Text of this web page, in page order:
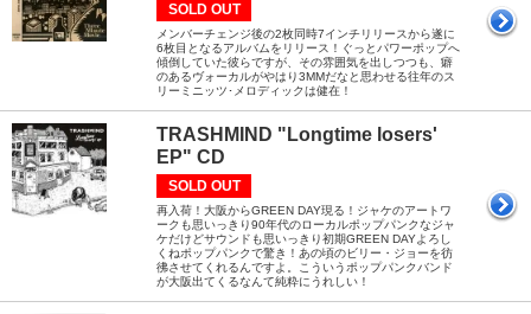
SOLD OUT
メンバーチェンジ後の2枚同時7インチリリースから遂に
6枚目となるアルバムをリリース！ぐっとパワーポップへ
傾倒していた彼らですが、その雰囲気を出しつつも、癖
のあるヴォーカルがやはり3MMだなと思わせる往年のス
リーミニッツ･メロディックは健在！
TRASHMIND "Longtime losers'
EP" CD
SOLD OUT
再入荷！大阪からGREEN DAY現る！ジャケのアートワ
ークも思いっきり90年代のローカルポップパンクなジャ
ケだけどサウンドも思いっきり初期GREEN DAYよろし
くねポップパンクで驚き！あの頃のビリー・ジョーを彷
彿させてくれるんですよ。こういうポップパンクバンド
が大阪出てくるなんて純粋にうれしい！